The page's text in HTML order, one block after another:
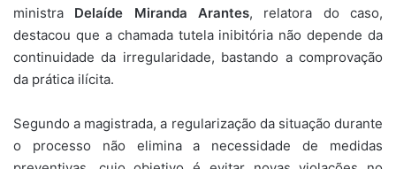
ministra Delaíde Miranda Arantes, relatora do caso,
destacou que a chamada tutela inibitória não depende da
continuidade da irregularidade, bastando a comprovação
da prática ilícita.
Segundo a magistrada, a regularização da situação durante
o processo não elimina a necessidade de medidas